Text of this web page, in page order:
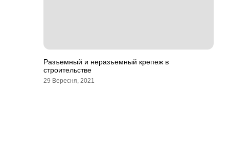
Разъемный и неразъемный крепеж в
строительстве
29 Вересня, 2021